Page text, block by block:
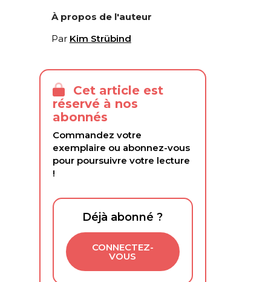
À propos de l'auteur
Par Kim Strübind
Cet article est
réservé à nos
abonnés
Commandez votre
exemplaire ou abonnez-vous
pour poursuivre votre lecture
!
Déjà abonné ?
CONNECTEZ-
VOUS